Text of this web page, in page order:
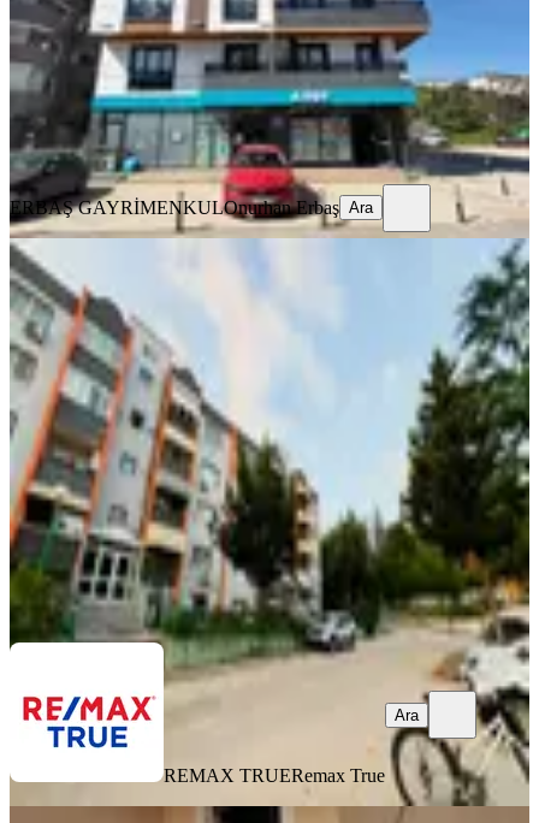
3+1 115 m²· 1. Kat·17.07.2026
5.800.000 ₺ Yatırım Skoru: 61 Fırsat
ERBAŞ GAYRİMENKULOnurhan Erbaş
Ara
ERBAŞ GAYRİMENKULOnurhan Erbaş Ara
YENİ
Yenilenmiş 2+1 Satılık Daire |
Masrafsız
İzmit, Akarca Mahallesi
2+1·85 m²
4.150.000 ₺
REMAX TRUE Remax True
REMAX TRUERemax True
Ara